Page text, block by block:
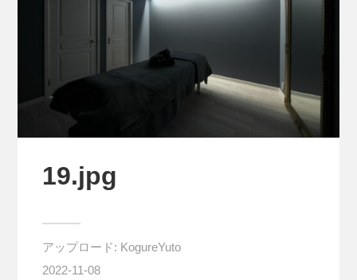
19.jpg
アップロード: KogureYuto
2022-11-08